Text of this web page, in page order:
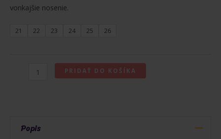
vonkajšie nosenie.
21 22 23 24 25 26
množstvo
PRIDAŤ DO KOŠÍKA
Popis